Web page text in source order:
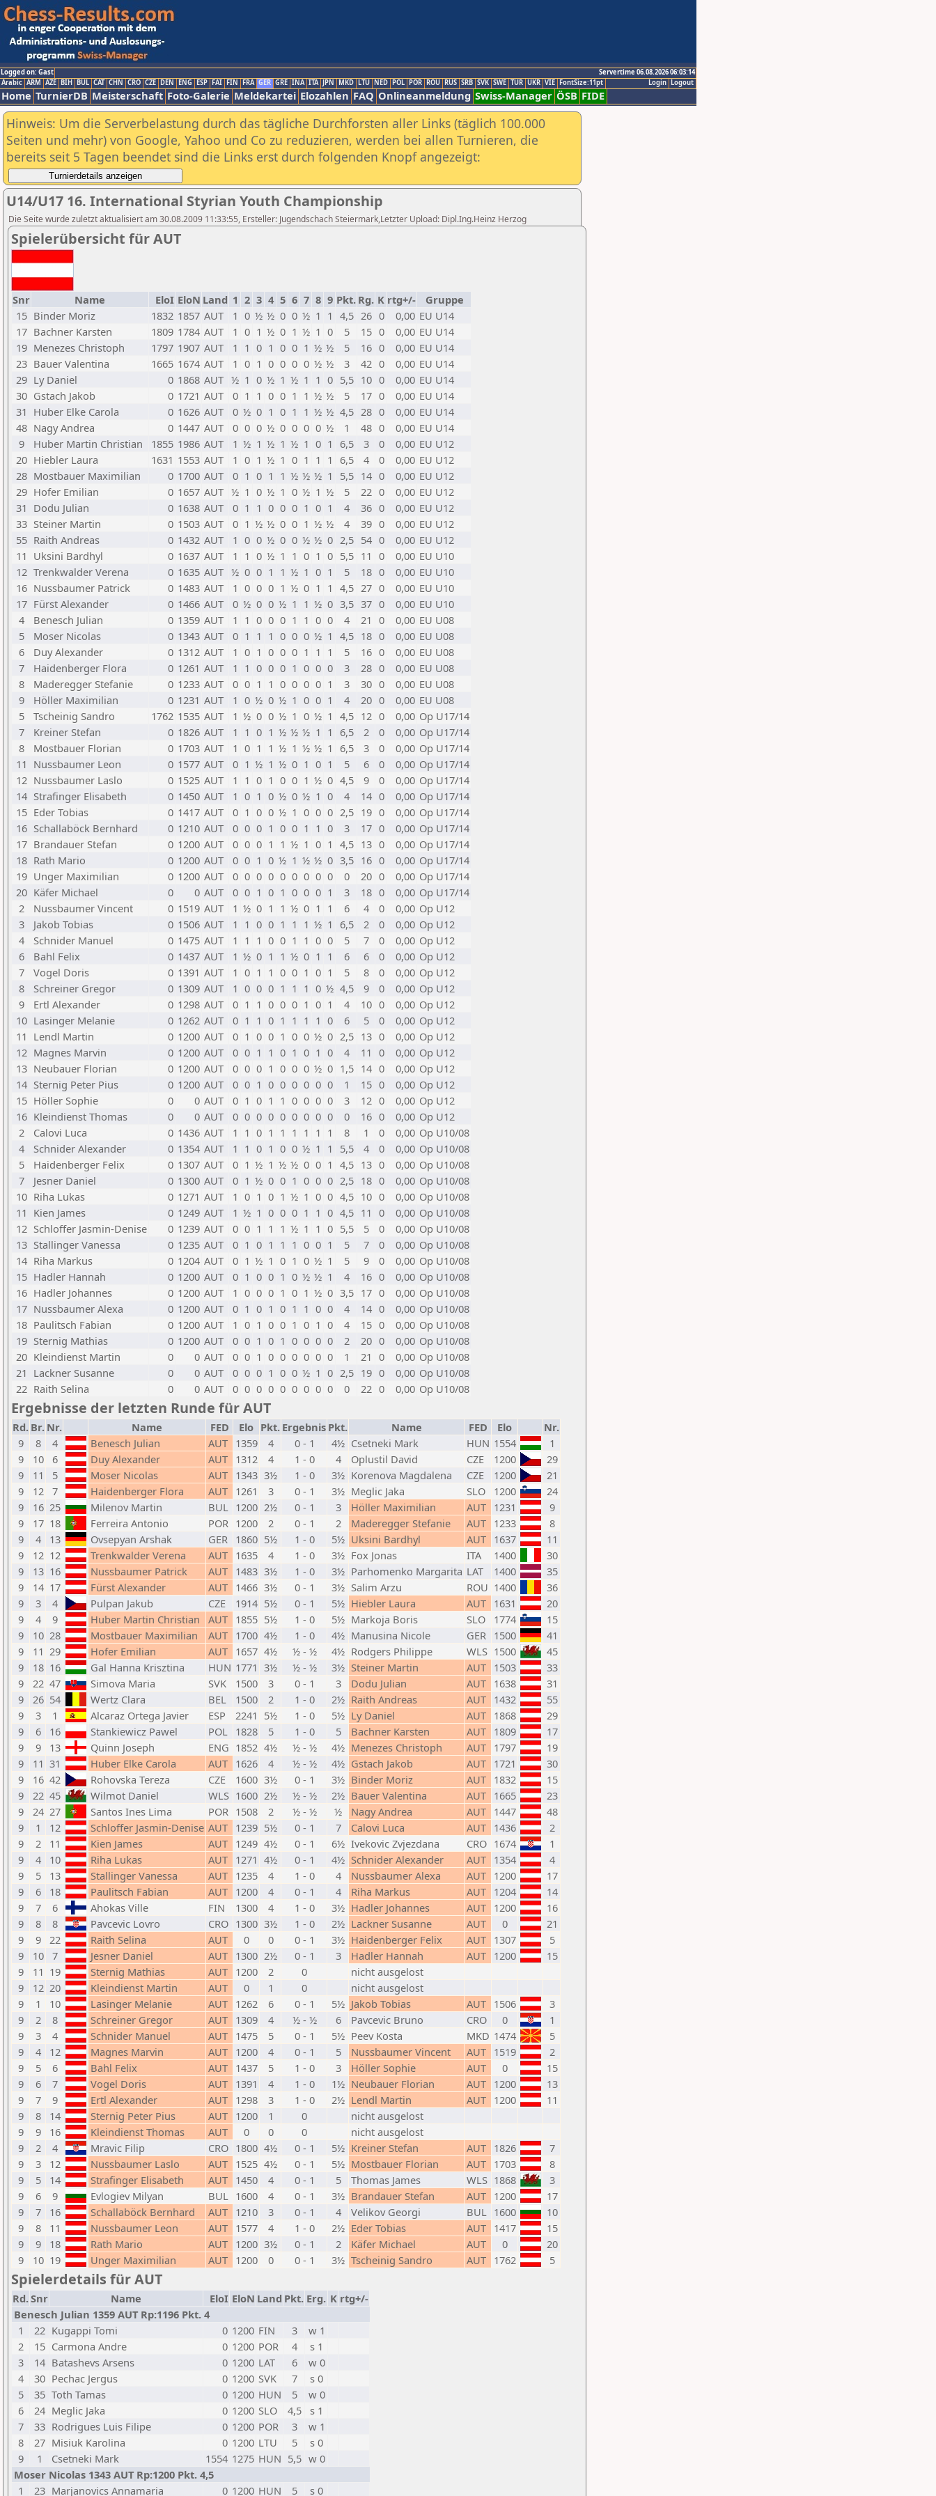
Logged on: Gast
Servertime 06.08.2026 06:03:14
Logout
Login
Arabic ARM AZE BIH BUL CAT CHN CRO CZE DEN ENG ESP FAI FIN FRA GER GRE INA ITA JPN MKD LTU NED POL POR ROU RUS SRB SVK SWE TUR UKR VIE FontSize:11pt
Home TurnierDB Meisterschaft Foto-Galerie Meldekartei Elozahlen FAQ Onlineanmeldung Swiss-Manager ÖSB FIDE
Hinweis: Um die Serverbelastung durch das tägliche Durchforsten aller Links (täglich 100.000
Seiten und mehr) von Google, Yahoo und Co zu reduzieren, werden bei allen Turnieren, die
bereits seit 5 Tagen beendet sind die Links erst durch folgenden Knopf angezeigt:
U14/U17 16. International Styrian Youth Championship
Die Seite wurde zuletzt aktualisiert am 30.08.2009 11:33:55, Ersteller: Jugendschach Steiermark,Letzter Upload: Dipl.Ing.Heinz Herzog
Spielerübersicht für AUT
Snr Name EloI EloN Land 1 2 3 4 5 6 7 8 9 Pkt. Rg. K rtg+/-
Gruppe
15 Binder Moriz 1832 1857 AUT 1 0 ½ ½ 0 0 ½ 1 1 4,5 26 0 0,00 EU U14
17 Bachner Karsten 1809 1784 AUT 1 0 1 ½ 0 1 ½ 1 0 5 15 0 0,00 EU U14
19 Menezes Christoph 1797 1907 AUT 1 1 0 1 0 0 1 ½ ½ 5 16 0 0,00 EU U14
23 Bauer Valentina 1665 1674 AUT 1 0 1 0 0 0 0 ½ ½ 3 42 0 0,00 EU U14
29 Ly Daniel 0 1868 AUT ½ 1 0 ½ 1 ½ 1 1 0 5,5 10 0 0,00 EU U14
30 Gstach Jakob 0 1721 AUT 0 1 1 0 0 1 1 ½ ½ 5 17 0 0,00 EU U14
31 Huber Elke Carola 0 1626 AUT 0 ½ 0 1 0 1 1 ½ ½ 4,5 28 0 0,00 EU U14
48 Nagy Andrea 0 1447 AUT 0 0 0 ½ 0 0 0 0 ½ 1 48 0 0,00 EU U14
9
Huber Martin Christian 1855 1986 AUT 1 ½ 1 ½ 1 ½ 1 0 1 6,5 3 0 0,00 EU U12
20 Hiebler Laura 1631 1553 AUT 1 0 1 ½ 1 0 1 1 1 6,5 4 0 0,00 EU U12
28 Mostbauer Maximilian 0 1700 AUT 0 1 0 1 1 ½ ½ ½ 1 5,5 14 0 0,00 EU U12
29 Hofer Emilian 0 1657 AUT ½ 1 0 ½ 1 0 ½ 1 ½ 5 22 0 0,00 EU U12
31 Dodu Julian 0 1638 AUT 0 1 1 0 0 0 1 0 1 4 36 0 0,00 EU U12
33 Steiner Martin 0 1503 AUT 0 1 ½ ½ 0 0 1 ½ ½ 4 39 0 0,00 EU U12
55 Raith Andreas 0 1432 AUT 1 0 0 ½ 0 0 ½ ½ 0 2,5 54 0 0,00 EU U12
11 Uksini Bardhyl 0 1637 AUT 1 1 0 ½ 1 1 0 1 0 5,5 11 0 0,00 EU U10
12 Trenkwalder Verena 0 1635 AUT ½ 0 0 1 1 ½ 1 0 1 5 18 0 0,00 EU U10
16 Nussbaumer Patrick 0 1483 AUT 1 0 0 0 1 ½ 0 1 1 4,5 27 0 0,00 EU U10
17 Fürst Alexander 0 1466 AUT 0 ½ 0 0 ½ 1 1 ½ 0 3,5 37 0 0,00 EU U10
4
Benesch Julian 0 1359 AUT 1 1 0 0 0 1 1 0 0 4 21 0 0,00 EU U08
5
Moser Nicolas 0 1343 AUT 0 1 1 1 0 0 0 ½ 1 4,5 18 0 0,00 EU U08
6
Duy Alexander 0 1312 AUT 1 0 1 0 0 0 1 1 1 5 16 0 0,00 EU U08
7
Haidenberger Flora 0 1261 AUT 1 1 0 0 0 1 0 0 0 3 28 0 0,00 EU U08
8
Maderegger Stefanie 0 1233 AUT 0 0 1 1 0 0 0 0 1 3 30 0 0,00 EU U08
9
Höller Maximilian 0 1231 AUT 1 0 ½ 0 ½ 1 0 0 1 4 20 0 0,00 EU U08
5
Tscheinig Sandro 1762 1535 AUT 1 ½ 0 0 ½ 1 0 ½ 1 4,5 12 0 0,00 Op U17/14
7
Kreiner Stefan 0 1826 AUT 1 1 0 1 ½ ½ ½ 1 1 6,5 2 0 0,00 Op U17/14
8
Mostbauer Florian 0 1703 AUT 1 0 1 1 ½ 1 ½ ½ 1 6,5 3 0 0,00 Op U17/14
11 Nussbaumer Leon 0 1577 AUT 0 1 ½ 1 ½ 0 1 0 1 5 6 0 0,00 Op U17/14
12 Nussbaumer Laslo 0 1525 AUT 1 1 0 1 0 0 1 ½ 0 4,5 9 0 0,00 Op U17/14
14 Strafinger Elisabeth 0 1450 AUT 1 0 1 0 ½ 0 ½ 1 0 4 14 0 0,00 Op U17/14
15 Eder Tobias 0 1417 AUT 0 1 0 0 ½ 1 0 0 0 2,5 19 0 0,00 Op U17/14
16 Schallaböck Bernhard 0 1210 AUT 0 0 0 1 0 0 1 1 0 3 17 0 0,00 Op U17/14
17 Brandauer Stefan 0 1200 AUT 0 0 0 1 1 ½ 1 0 1 4,5 13 0 0,00 Op U17/14
18 Rath Mario 0 1200 AUT 0 0 1 0 ½ 1 ½ ½ 0 3,5 16 0 0,00 Op U17/14
19 Unger Maximilian 0 1200 AUT 0 0 0 0 0 0 0 0 0 0 20 0 0,00 Op U17/14
20 Käfer Michael 0 0 AUT 0 0 1 0 1 0 0 0 1 3 18 0 0,00 Op U17/14
2
Nussbaumer Vincent 0 1519 AUT 1 ½ 0 1 1 ½ 0 1 1 6 4 0 0,00 Op U12
3
Jakob Tobias 0 1506 AUT 1 1 0 0 1 1 1 ½ 1 6,5 2 0 0,00 Op U12
4
Schnider Manuel 0 1475 AUT 1 1 1 0 0 1 1 0 0 5 7 0 0,00 Op U12
6
Bahl Felix 0 1437 AUT 1 ½ 0 1 1 ½ 0 1 1 6 6 0 0,00 Op U12
7
Vogel Doris 0 1391 AUT 1 0 1 1 0 0 1 0 1 5 8 0 0,00 Op U12
8
Schreiner Gregor 0 1309 AUT 1 0 0 0 1 1 1 0 ½ 4,5 9 0 0,00 Op U12
9
Ertl Alexander 0 1298 AUT 0 1 1 0 0 0 1 0 1 4 10 0 0,00 Op U12
10 Lasinger Melanie 0 1262 AUT 0 1 1 0 1 1 1 1 0 6 5 0 0,00 Op U12
11 Lendl Martin 0 1200 AUT 0 1 0 0 1 0 0 ½ 0 2,5 13 0 0,00 Op U12
12 Magnes Marvin 0 1200 AUT 0 0 1 1 0 1 0 1 0 4 11 0 0,00 Op U12
13 Neubauer Florian 0 1200 AUT 0 0 0 1 0 0 0 ½ 0 1,5 14 0 0,00 Op U12
14 Sternig Peter Pius 0 1200 AUT 0 0 1 0 0 0 0 0 0 1 15 0 0,00 Op U12
15 Höller Sophie 0 0 AUT 0 1 0 1 1 0 0 0 0 3 12 0 0,00 Op U12
16 Kleindienst Thomas 0 0 AUT 0 0 0 0 0 0 0 0 0 0 16 0 0,00 Op U12
2
Calovi Luca 0 1436 AUT 1 1 0 1 1 1 1 1 1 8 1 0 0,00 Op U10/08
4
Schnider Alexander 0 1354 AUT 1 1 0 1 0 0 ½ 1 1 5,5 4 0 0,00 Op U10/08
5
Haidenberger Felix 0 1307 AUT 0 1 ½ 1 ½ ½ 0 0 1 4,5 13 0 0,00 Op U10/08
7
Jesner Daniel 0 1300 AUT 0 1 ½ 0 0 1 0 0 0 2,5 18 0 0,00 Op U10/08
10 Riha Lukas 0 1271 AUT 1 0 1 0 1 ½ 1 0 0 4,5 10 0 0,00 Op U10/08
11 Kien James 0 1249 AUT 1 ½ 1 0 0 0 1 1 0 4,5 11 0 0,00 Op U10/08
12 Schloffer Jasmin-Denise 0 1239 AUT 0 0 1 1 1 ½ 1 1 0 5,5 5 0 0,00 Op U10/08
13 Stallinger Vanessa 0 1235 AUT 0 1 0 1 1 1 0 0 1 5 7 0 0,00 Op U10/08
14 Riha Markus 0 1204 AUT 0 1 ½ 1 0 1 0 ½ 1 5 9 0 0,00 Op U10/08
15 Hadler Hannah 0 1200 AUT 0 1 0 0 1 0 ½ ½ 1 4 16 0 0,00 Op U10/08
16 Hadler Johannes 0 1200 AUT 1 0 0 0 1 0 1 ½ 0 3,5 17 0 0,00 Op U10/08
17 Nussbaumer Alexa 0 1200 AUT 0 1 0 1 0 1 1 0 0 4 14 0 0,00 Op U10/08
18 Paulitsch Fabian 0 1200 AUT 1 0 1 0 0 1 0 1 0 4 15 0 0,00 Op U10/08
19 Sternig Mathias 0 1200 AUT 0 0 1 0 1 0 0 0 0 2 20 0 0,00 Op U10/08
20 Kleindienst Martin 0 0 AUT 0 0 1 0 0 0 0 0 0 1 21 0 0,00 Op U10/08
21 Lackner Susanne 0 0 AUT 0 0 0 1 0 0 ½ 1 0 2,5 19 0 0,00 Op U10/08
22 Raith Selina 0 0 AUT 0 0 0 0 0 0 0 0 0 0 22 0 0,00 Op U10/08
Ergebnisse der letzten Runde für AUT
Rd. Br. Nr. Name FED Elo Pkt. Ergebnis Pkt. Name FED Elo
Nr.
9
8 4 Benesch Julian AUT 1359 4 0 - 1 4½ Csetneki Mark HUN 1554
1
9
10 6 Duy Alexander AUT 1312 4 1 - 0 4 Oplustil David CZE 1200
29
9
11 5 Moser Nicolas AUT 1343 3½ 1 - 0 3½ Korenova Magdalena CZE 1200
21
9
12 7 Haidenberger Flora AUT 1261 3 0 - 1 3½ Meglic Jaka SLO 1200
24
9
16 25 Milenov Martin BUL 1200 2½ 0 - 1 3 Höller Maximilian AUT 1231
9
9
17 18 Ferreira Antonio POR 1200 2 0 - 1 2 Maderegger Stefanie AUT 1233
8
9
4 13 Ovsepyan Arshak GER 1860 5½ 1 - 0 5½ Uksini Bardhyl AUT 1637
11
9
12 12 Trenkwalder Verena AUT 1635 4 1 - 0 3½ Fox Jonas ITA 1400
30
9
13 16 Nussbaumer Patrick AUT 1483 3½ 1 - 0 3½ Parhomenko Margarita LAT 1400
35
9
14 17 Fürst Alexander AUT 1466 3½ 0 - 1 3½ Salim Arzu ROU 1400
36
9
3 4 Pulpan Jakub CZE 1914 5½ 0 - 1 5½ Hiebler Laura AUT 1631
20
9
4 9 Huber Martin Christian AUT 1855 5½ 1 - 0 5½ Markoja Boris SLO 1774
15
9
10 28 Mostbauer Maximilian AUT 1700 4½ 1 - 0 4½ Manusina Nicole GER 1500
41
9
11 29 Hofer Emilian AUT 1657 4½ ½ - ½ 4½ Rodgers Philippe WLS 1500
45
9
18 16 Gal Hanna Krisztina HUN 1771 3½ ½ - ½ 3½ Steiner Martin AUT 1503
33
9
22 47 Simova Maria SVK 1500 3 0 - 1 3 Dodu Julian AUT 1638
31
9
26 54 Wertz Clara BEL 1500 2 1 - 0 2½ Raith Andreas AUT 1432
55
9
3 1 Alcaraz Ortega Javier ESP 2241 5½ 1 - 0 5½ Ly Daniel AUT 1868
29
9
6 16 Stankiewicz Pawel POL 1828 5 1 - 0 5 Bachner Karsten AUT 1809
17
9
9 13 Quinn Joseph ENG 1852 4½ ½ - ½ 4½ Menezes Christoph AUT 1797
19
9
11 31 Huber Elke Carola AUT 1626 4 ½ - ½ 4½ Gstach Jakob AUT 1721
30
9
16 42 Rohovska Tereza CZE 1600 3½ 0 - 1 3½ Binder Moriz AUT 1832
15
9
22 45 Wilmot Daniel WLS 1600 2½ ½ - ½ 2½ Bauer Valentina AUT 1665
23
9
24 27 Santos Ines Lima POR 1508 2 ½ - ½ ½ Nagy Andrea AUT 1447
48
9
1 12 Schloffer Jasmin-Denise AUT 1239 5½ 0 - 1 7 Calovi Luca AUT 1436
2
9
2 11 Kien James AUT 1249 4½ 0 - 1 6½ Ivekovic Zvjezdana CRO 1674
1
9
4 10 Riha Lukas AUT 1271 4½ 0 - 1 4½ Schnider Alexander AUT 1354
4
9
5 13 Stallinger Vanessa AUT 1235 4 1 - 0 4 Nussbaumer Alexa AUT 1200
17
9
6 18 Paulitsch Fabian AUT 1200 4 0 - 1 4 Riha Markus AUT 1204
14
9
7 6 Ahokas Ville FIN 1300 4 1 - 0 3½ Hadler Johannes AUT 1200
16
9
8 8 Pavcevic Lovro CRO 1300 3½ 1 - 0 2½ Lackner Susanne AUT 0
21
9
9 22 Raith Selina AUT 0 0 0 - 1 3½ Haidenberger Felix AUT 1307
5
9
10 7 Jesner Daniel AUT 1300 2½ 0 - 1 3 Hadler Hannah AUT 1200
15
9
11 19 Sternig Mathias AUT 1200 2 0
nicht ausgelost
9
12 20 Kleindienst Martin AUT 0 1 0
nicht ausgelost
9
1 10 Lasinger Melanie AUT 1262 6 0 - 1 5½ Jakob Tobias AUT 1506
3
9
2 8 Schreiner Gregor AUT 1309 4 ½ - ½ 6 Pavcevic Bruno CRO 0
1
9
3 4 Schnider Manuel AUT 1475 5 0 - 1 5½ Peev Kosta MKD 1474
5
9
4 12 Magnes Marvin AUT 1200 4 0 - 1 5 Nussbaumer Vincent AUT 1519
2
9
5 6 Bahl Felix AUT 1437 5 1 - 0 3 Höller Sophie AUT 0
15
9
6 7 Vogel Doris AUT 1391 4 1 - 0 1½ Neubauer Florian AUT 1200
13
9
7 9 Ertl Alexander AUT 1298 3 1 - 0 2½ Lendl Martin AUT 1200
11
9
8 14 Sternig Peter Pius AUT 1200 1 0
nicht ausgelost
9
9 16 Kleindienst Thomas AUT 0 0 0
nicht ausgelost
9
2 4 Mravic Filip CRO 1800 4½ 0 - 1 5½ Kreiner Stefan AUT 1826
7
9
3 12 Nussbaumer Laslo AUT 1525 4½ 0 - 1 5½ Mostbauer Florian AUT 1703
8
9
5 14 Strafinger Elisabeth AUT 1450 4 0 - 1 5 Thomas James WLS 1868
3
9
6 9 Evlogiev Milyan BUL 1600 4 0 - 1 3½ Brandauer Stefan AUT 1200
17
9
7 16 Schallaböck Bernhard AUT 1210 3 0 - 1 4 Velikov Georgi BUL 1600
10
9
8 11 Nussbaumer Leon AUT 1577 4 1 - 0 2½ Eder Tobias AUT 1417
15
9
9 18 Rath Mario AUT 1200 3½ 0 - 1 2 Käfer Michael AUT 0
20
9
10 19 Unger Maximilian AUT 1200 0 0 - 1 3½ Tscheinig Sandro AUT 1762 5
Spielerdetails für AUT
Rd.Snr Name EloI EloN Land Pkt. Erg. K rtg+/-
Benesch Julian 1359 AUT Rp:1196 Pkt. 4
1
22 Kugappi Tomi 0 1200 FIN 3
w 1
2
15 Carmona Andre 0 1200 POR 4
s 1
3
14 Batashevs Arsens 0 1200 LAT 6
w 0
4
30 Pechac Jergus 0 1200 SVK 7
s 0
5
35 Toth Tamas 0 1200 HUN 5
w 0
6
24 Meglic Jaka 0 1200 SLO 4,5
s 1
7
33 Rodrigues Luis Filipe 0 1200 POR 3
w 1
8
27 Misiuk Karolina 0 1200 LTU 5
s 0
9
1 Csetneki Mark 1554 1275 HUN 5,5 w 0
Moser Nicolas 1343 AUT Rp:1200 Pkt. 4,5
1
23 Marjanovics Annamaria 0 1200 HUN 5 s 0